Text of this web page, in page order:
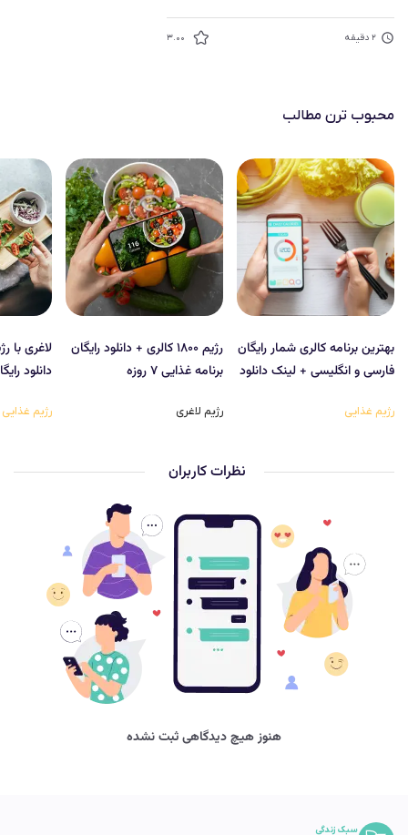
۲ دقیقه ۳.۰۰
محبوب‌ ترن مطالب
بهترین برنامه کالری شمار رایگان
فارسی و انگلیسی + لینک دانلود
رژیم غذایی
رژیم ۱۸۰۰ کالری + دانلود رایگان
برنامه غذایی ۷ روزه
رژیم لاغری
دانلود
رژیم غذایی
نظرات کاربران
هنوز هیچ دیدگاهی ثبت نشده
سبک زندگی